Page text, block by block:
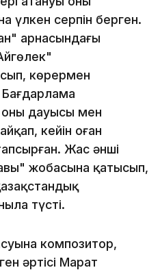
серпін берген.
арнасындағы
көрермен
дауысы мен
кейін оған
Жас әнші
жобасына қатысып,
түсті.
композитор,
әртісі Марат